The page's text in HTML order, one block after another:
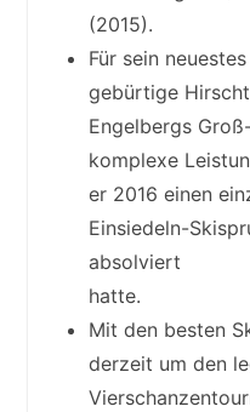
(2015).
Für sein
gebürtige
Engelbergs
komplexe
er 2016 einen
Einsiedeln-
absolviert
hatte.
Mit den besten
derzeit um den